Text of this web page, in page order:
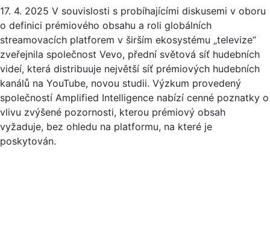
17. 4. 2025 V souvislosti s probíhajícími diskusemi v oboru
o definici prémiového obsahu a roli globálních
streamovacích platforem v širším ekosystému „televize“
zveřejnila společnost Vevo, přední světová síť hudebních
videí, která distribuuje největší síť prémiových hudebních
kanálů na YouTube, novou studii. Výzkum provedený
společností Amplified Intelligence nabízí cenné poznatky o
vlivu zvýšené pozornosti, kterou prémiový obsah
vyžaduje, bez ohledu na platformu, na které je
poskytován.